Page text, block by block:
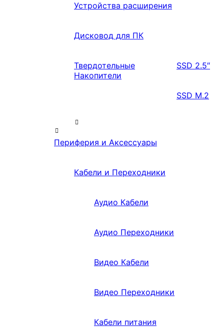
Устройства расширения
Дисковод для ПК
Твердотельные
Накопители
SSD 2.5″
SSD M.2
Периферия и Аксессуары
Кабели и Переходники
Аудио Кабели
Аудио Переходники
Видео Кабели
Видео Переходники
Кабели питания